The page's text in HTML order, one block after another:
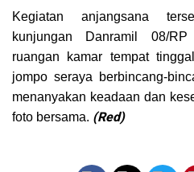
Kegiatan anjangsana
kunjungan Danramil 08/
ruangan kamar tempat
jompo seraya berbincang-
menanyakan keadaan dan
foto bersama. (Red)